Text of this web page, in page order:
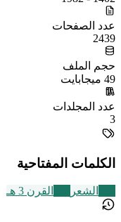
عدد الصفحات
2439
حجم الملف
49 ميجابايت
عدد المجلدات
3
الكلمات المفتاحية
الشعر القرن 3 هـ